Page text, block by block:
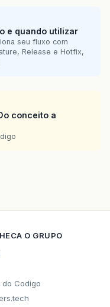
e quando utilizar
seu fluxo com
Release e Hotfix,
conceito a
O GRUPO
do Codigo